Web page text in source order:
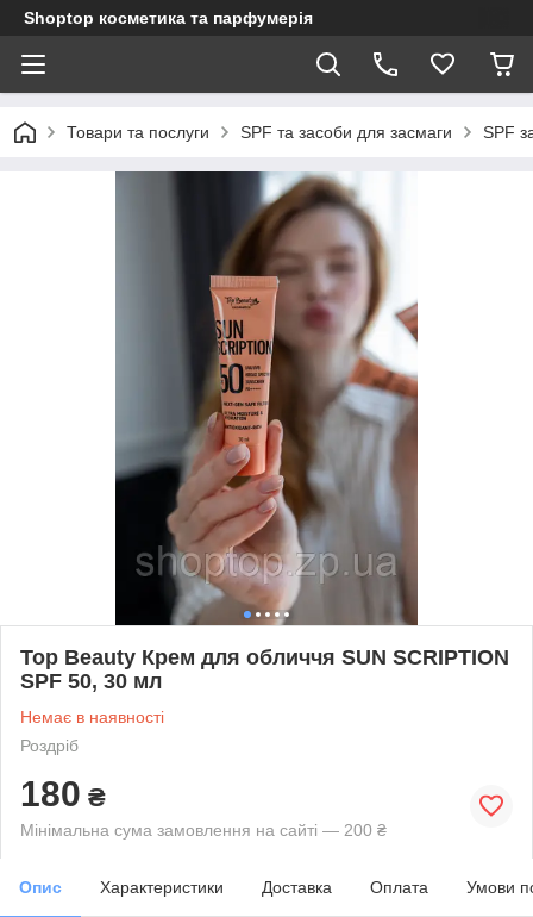
Shoptop косметика та парфумерія
Товари та послуги SPF та засоби для засмаги SPF
Top Beauty Крем для обличчя SUN SCRIPTION
SPF 50, 30 мл
Немає в наявності
Роздріб
180 ₴
Мінімальна сума замовлення на сайті — 200 ₴
Опис Характеристики Доставка Оплата Умови